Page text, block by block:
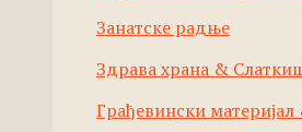
Занатске радње
Здрава храна &
Грађевински